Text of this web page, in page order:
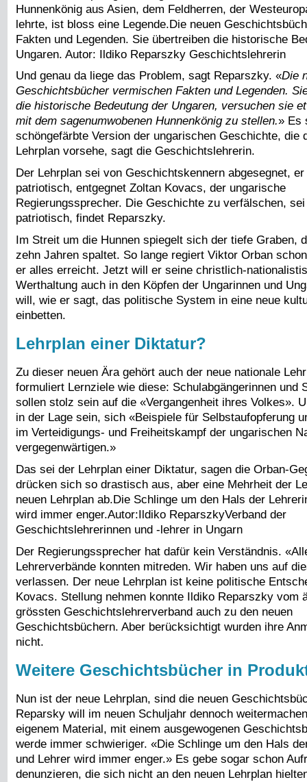
Hunnenkönig aus Asien, dem Feldherren, der
lehrte, ist bloss eine Legende.Die neuen
Fakten und Legenden. Sie übertreiben die historische
Ungaren. Autor: Ildiko Reparszky Geschichtslehrerin
Und genau da liege das Problem, sagt Reparszky. «Die
Geschichtsbücher vermischen Fakten und Legenden.
die historische Bedeutung der Ungaren, versuchen sie
mit dem sagenumwobenen Hunnenkönig zu stellen.» Es
schöngefärbte Version der ungarischen Geschichte, die
Lehrplan vorsehe, sagt die Geschichtslehrerin.
Der Lehrplan sei von Geschichtskennern abgesegnet,
patriotisch, entgegnet Zoltan Kovacs, der ungarische
Regierungssprecher. Die Geschichte zu verfälschen,
patriotisch, findet Reparszky.
Im Streit um die Hunnen spiegelt sich der tiefe Graben,
zehn Jahren spaltet. So lange regiert Viktor Orban
er alles erreicht. Jetzt will er seine christlich-
Werthaltung auch in den Köpfen der Ungarinnen und
will, wie er sagt, das politische System in eine neue
einbetten.
Lehrplan einer Diktatur?
Zu dieser neuen Ära gehört auch der neue nationale
formuliert Lernziele wie diese: Schulabgängerinnen und
sollen stolz sein auf die «Vergangenheit ihres Volkes».
in der Lage sein, sich «Beispiele für Selbstaufopferung
im Verteidigungs- und Freiheitskampf der ungarischen
vergegenwärtigen.»
Das sei der Lehrplan einer Diktatur, sagen die Orban-
drücken sich so drastisch aus, aber eine Mehrheit der
neuen Lehrplan ab.Die Schlinge um den Hals der
wird immer enger.Autor:Ildiko ReparszkyVerband der
Geschichtslehrerinnen und -lehrer in Ungarn
Der Regierungssprecher hat dafür kein Verständnis.
Lehrerverbände konnten mitreden. Wir haben uns auf
verlassen. Der neue Lehrplan ist keine politische
Kovacs. Stellung nehmen konnte Ildiko Reparszky vom
grössten Geschichtslehrerverband auch zu den neuen
Geschichtsbüchern. Aber berücksichtigt wurden ihre
nicht.
Weitere Geschichtsbücher in
Nun ist der neue Lehrplan, sind die neuen
Reparsky will im neuen Schuljahr dennoch
eigenem Material, mit einem ausgewogenen
werde immer schwieriger. «Die Schlinge um den Hals
und Lehrer wird immer enger.» Es gebe sogar schon
denunzieren, die sich nicht an den neuen Lehrplan